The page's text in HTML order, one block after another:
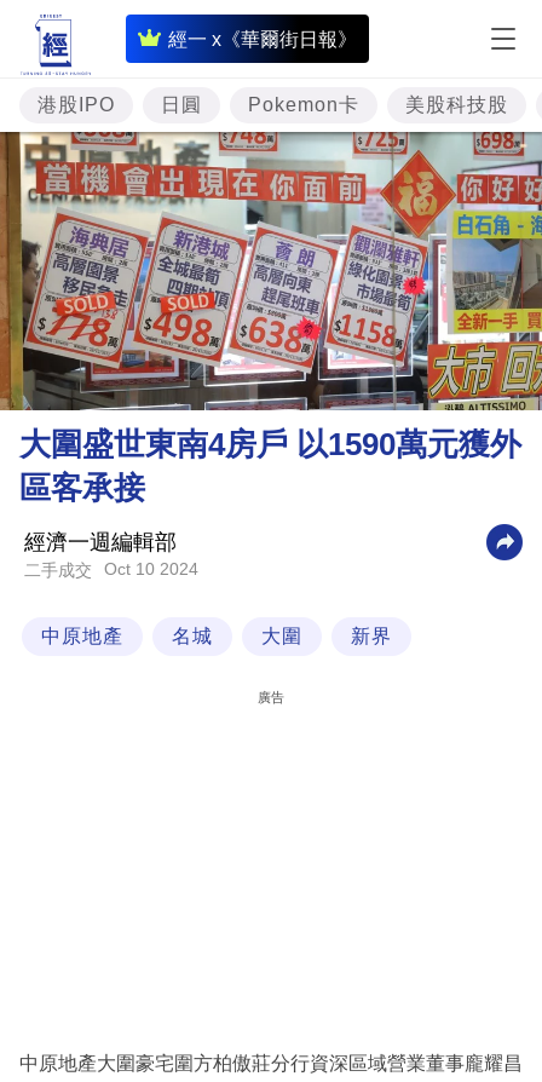
經一 x《華爾街日報》
即
時
財
經
專
題
投
資
樓
市
理
財
業
科
區
港股IPO 日圓 Pokemon卡 美股科技股
大圍盛世東南4房戶 以1590萬元獲外
區客承接
經濟一週編輯部
二手成交 Oct 10 2024
中原地產 名城 大圍 新界
廣告
中原地產大圍豪宅圍方柏傲莊分行資深區域營業董事龐耀昌